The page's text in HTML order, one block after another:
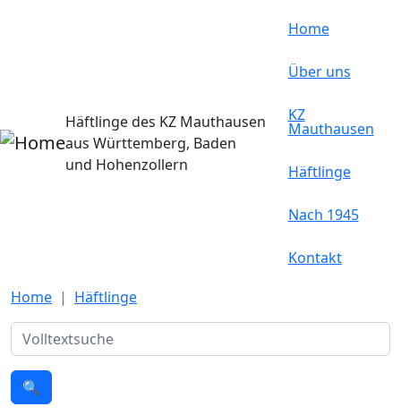
Häftlinge des KZ Mauthausen
aus Württemberg, Baden
und Hohenzollern
Home
Über uns
KZ
Mauthausen
Häftlinge
Nach 1945
Kontakt
Home
Häftlinge
Suche
🔍